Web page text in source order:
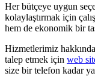
Her bütçeye uygun
kolaylaştırmak için
hem de ekonomik bir
Hizmetlerimiz
talep etmek için web
size bir telefon kadar